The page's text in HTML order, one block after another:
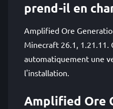
prend-il en
Amplified Ore
Minecraft 26.1, 1.21.11.
automatiquement une
l'installation.
Amplified Ore